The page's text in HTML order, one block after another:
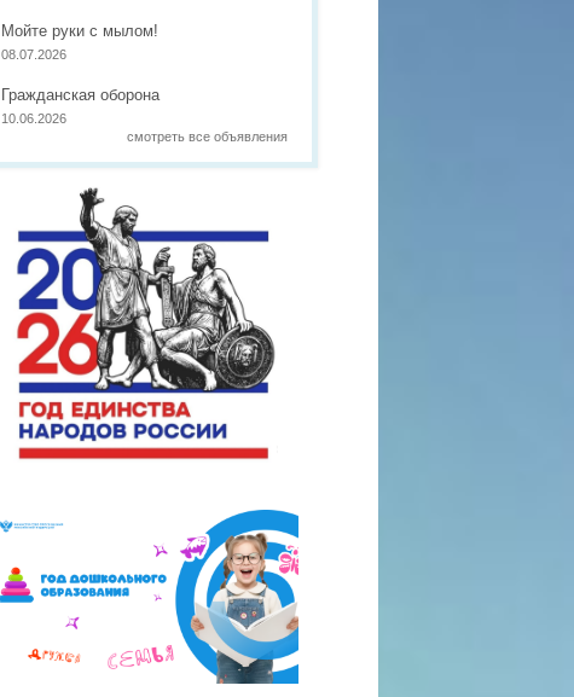
Мойте руки с мылом!
08.07.2026
Гражданская оборона
10.06.2026
смотреть все объявления